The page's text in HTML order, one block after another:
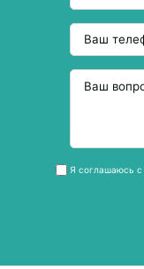
Я соглашаюсь с